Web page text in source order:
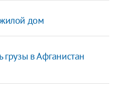
дом
грузы в Афганистан